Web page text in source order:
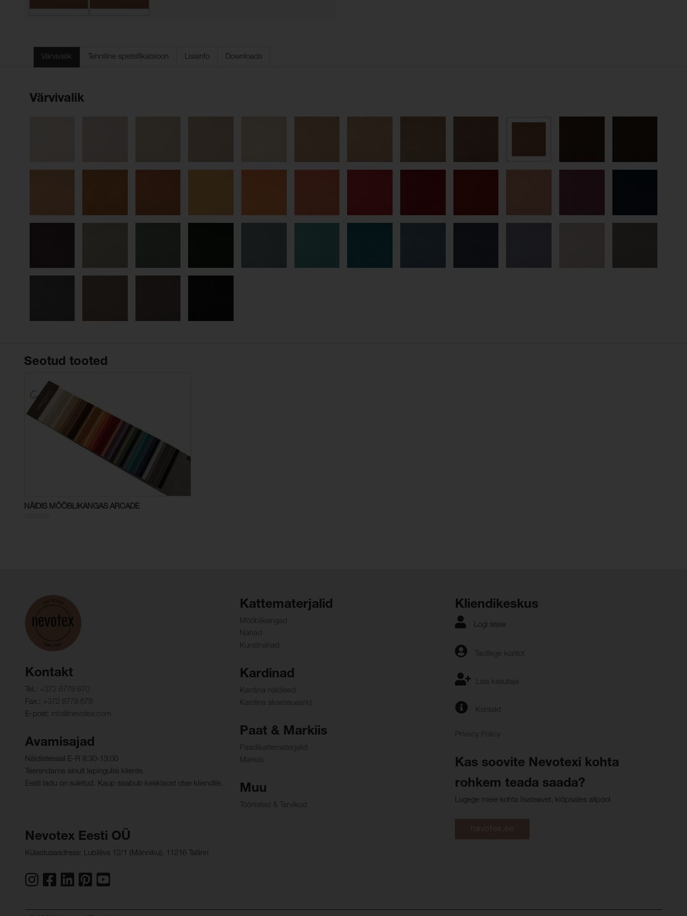
Värvivalik Tehniline spetsifikatsioon Lisainfo Downloads
Värvivalik
Seotud tooted
NÄIDIS MÖÖBLIKANGAS ARCADE
Kontakt
Tel.: +372 6779 670
Fax.: +372 6779 679
E-post: info@nevotex.com
Avamisajad
Näidistesaal E-R 8:30-13:00
Teenindame ainult lepingulisi kliente.
Eesti ladu on suletud. Kaup saabub kesklaost otse kliendile.
Nevotex Eesti OÜ
Külastusaadress: Lubiliiva 12/1 (Männiku), 11216 Tallinn
Kattematerjalid
Mööblikangad
Nahad
Kunstnahad
Kardinad
Kardina näidised
Kardina aksessuaarid
Paat & Markiis
Paadikattematerjalid
Markiis
Muu
Tööriistad & Tarvikud
Kliendikeskus
Logi sisse
Taotlege kontot
Lisa kasutaja
Kontakt
Privacy Policy
Kas soovite Nevotexi kohta
rohkem teada saada?
Lugege meie kohta lisateavet, klõpsates allpool
nevotex.ee